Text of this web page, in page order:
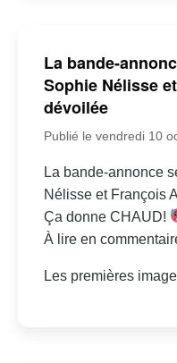
La bande-
Sophie Nélisse
dévoilée
Publié le vendredi 10
La bande-annonce
Nélisse et François
Ça donne CHAUD!
À lire en
Les premières